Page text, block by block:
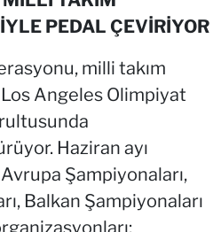
PEDAL ÇEVİRİYOR
milli takım
Los Angeles Olimpiyat
Haziran ayı
Şampiyonaları,
Balkan Şampiyonaları